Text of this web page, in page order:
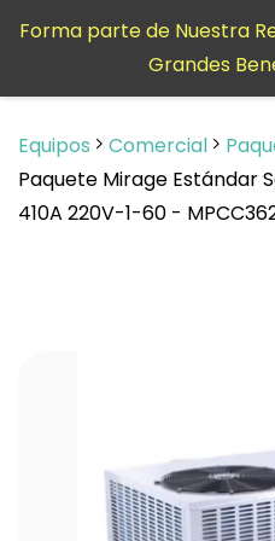
contenido
Equipos Comercial
Paquete Mirage Estándar
410A 220V-1-60 -
Forma parte de Nuestra
Grandes